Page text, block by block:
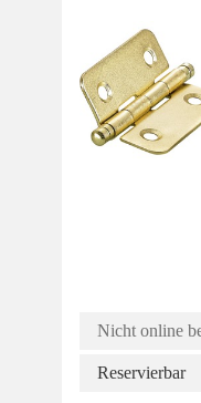
Nicht online
Reservierbar